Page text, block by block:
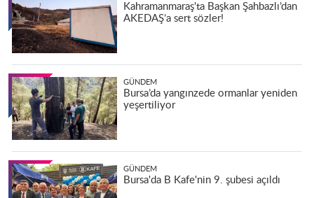
Kahramanmaraş'ta Başkan Şahbazlı’dan
AKEDAŞ’a sert sözler!
GÜNDEM
Bursa’da yangınzede ormanlar yeniden
yeşertiliyor
GÜNDEM
Bursa'da B Kafe'nin 9. şubesi açıldı